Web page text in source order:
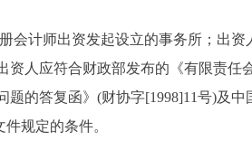
计师出资发起设立的事务所；出资
人应符合财政部发布的《有限责任
的答复函》(财协字[1998]11号)及
规定的条件。